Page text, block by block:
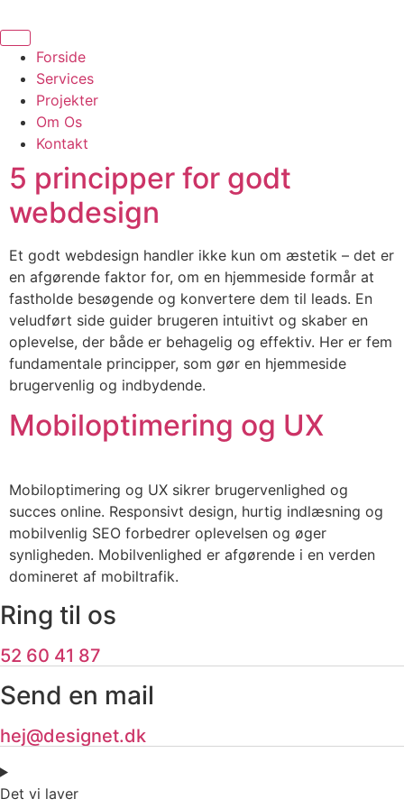
til
indholdForside
Services
Projekter
Om Os
Kontakt
5 principper for godt
webdesign
Et godt webdesign handler ikke kun om æstetik – det er
en afgørende faktor for, om en hjemmeside formår at
fastholde besøgende og konvertere dem til leads. En
veludført side guider brugeren intuitivt og skaber en
oplevelse, der både er behagelig og effektiv. Her er fem
fundamentale principper, som gør en hjemmeside
brugervenlig og indbydende.
Mobiloptimering og UX
Mobiloptimering og UX sikrer brugervenlighed og
succes online. Responsivt design, hurtig indlæsning og
mobilvenlig SEO forbedrer oplevelsen og øger
synligheden. Mobilvenlighed er afgørende i en verden
domineret af mobiltrafik.
Ring til os
52 60 41 87
Send en mail
hej@designet.dk
Det vi laver